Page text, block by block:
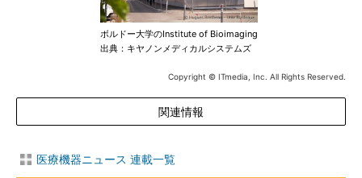
ボルドー大学のInstitute of Bioimaging
出典：キヤノンメディカルシステムズ
Copyright © ITmedia, Inc. All Rights Reserved.
関連情報
医療機器ニュース 連載一覧